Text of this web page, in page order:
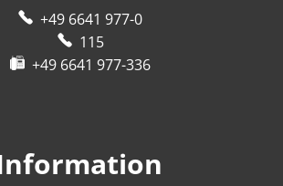
+49 6641 977-0
115
+49 6641 977-336